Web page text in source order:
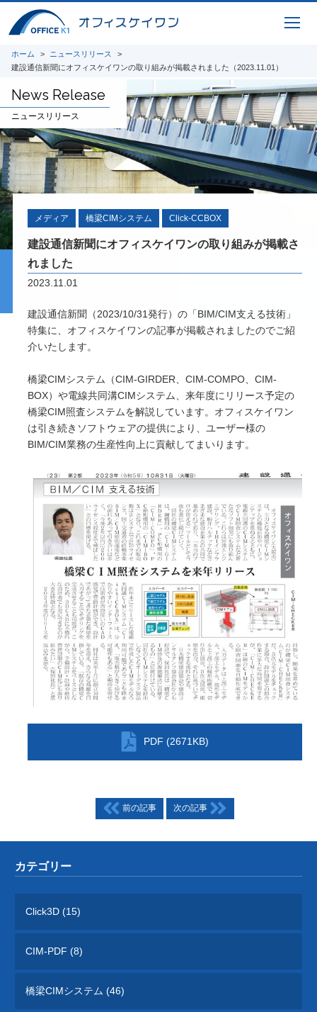
CIMコレクション
橋梁CIMシステムのコレクションシリーズ
用途別にまとめたお得なセットパッケージ
ICTサービス
橋梁CIM 支援サービス 3Dモデリング、設
計照査、重心計算、施工シミュレーション、
AR / VR、自社プログラムを利用した設計図
作成、曲面展開図作成
すべく、3Dモデルを中心とした研究開発に
取り組んでいます。共同開発やオープンイノ
i-Construction
橋梁の建設現場におけるオープンイノベーシ
ョン
が取り組んだ「建設現場の生産性を飛躍的に
向上するための革新的技術の導入・活用に関
するプロジェクト」をご紹介しています。
橋梁ギャラリー
橋梁は構造形式の違いで「桁橋」「アーチ
橋」「トラス橋」「斜張橋」「吊橋」に大別
できます。 全国各地で地域のランドマーク
となっている橋梁をご紹介しています。
ホーム
ニュースリリース
建設通信新聞にオフィスケイワンの取り組みが掲載されました（2023.11.01）
News Release
ニュースリリース
メディア 橋梁CIMシステム Click-CCBOX
建設通信新聞にオフィスケイワンの取り組みが掲載さ
れました
2023.11.01
建設通信新聞（2023/10/31発行）の「BIM/CIM支える技術」
特集に、オフィスケイワンの記事が掲載されましたのでご紹
介いたします。
橋梁CIMシステム（CIM-GIRDER、CIM-COMPO、CIM-
BOX）や電線共同溝CIMシステム、来年度にリリース予定の
橋梁CIM照査システムを解説しています。オフィスケイワン
は引き続きソフトウェアの提供により、ユーザー様の
BIM/CIM業務の生産性向上に貢献してまいります。
PDF (2671KB)
前の記事 次の記事
カテゴリー
Click3D (15)
CIM-PDF (8)
橋梁CIMシステム (46)